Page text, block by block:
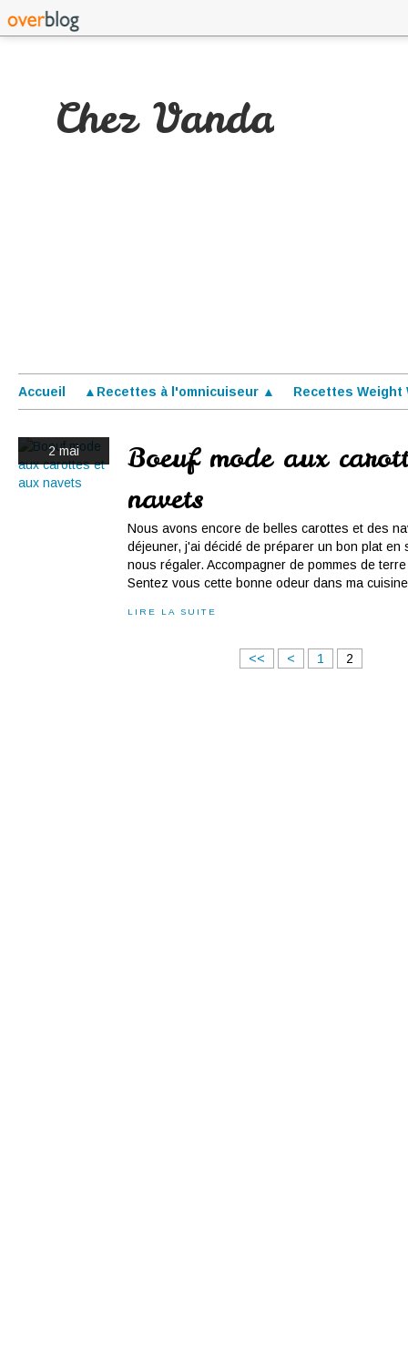
Chez Vanda
Accueil ▲Recettes à l'omnicuiseur ▲ Recettes Weight
2 mai
Boeuf mode aux
navets
Nous avons encore de belles carottes et des
déjeuner, j'ai décidé de préparer un bon plat en
nous régaler. Accompagner de pommes de
Sentez vous cette bonne odeur dans ma
LIRE LA SUITE
<< < 1 2